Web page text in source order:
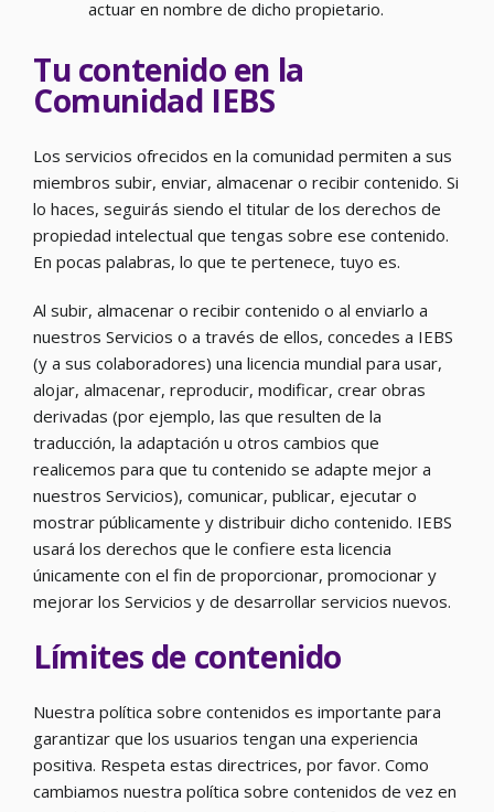
actuar en nombre de dicho propietario.
Tu contenido en la
Comunidad IEBS
Los servicios ofrecidos en la comunidad permiten a sus
miembros subir, enviar, almacenar o recibir contenido. Si
lo haces, seguirás siendo el titular de los derechos de
propiedad intelectual que tengas sobre ese contenido.
En pocas palabras, lo que te pertenece, tuyo es.
Al subir, almacenar o recibir contenido o al enviarlo a
nuestros Servicios o a través de ellos, concedes a IEBS
(y a sus colaboradores) una licencia mundial para usar,
alojar, almacenar, reproducir, modificar, crear obras
derivadas (por ejemplo, las que resulten de la
traducción, la adaptación u otros cambios que
realicemos para que tu contenido se adapte mejor a
nuestros Servicios), comunicar, publicar, ejecutar o
mostrar públicamente y distribuir dicho contenido. IEBS
usará los derechos que le confiere esta licencia
únicamente con el fin de proporcionar, promocionar y
mejorar los Servicios y de desarrollar servicios nuevos.
Límites de contenido
Nuestra política sobre contenidos es importante para
garantizar que los usuarios tengan una experiencia
positiva. Respeta estas directrices, por favor. Como
cambiamos nuestra política sobre contenidos de vez en